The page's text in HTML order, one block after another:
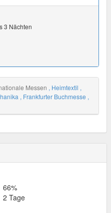
3 Nächten
Messen , Heimtextil ,
, Frankfurter Buchmesse ,
66%
2 Tage